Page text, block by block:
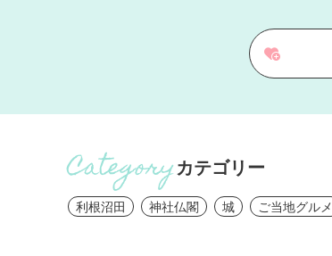
カテゴリー
利根沼田 神社仏閣 城 ご当地グルメ